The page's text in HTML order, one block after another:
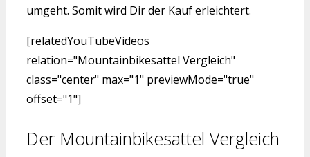
umgeht. Somit wird Dir der Kauf erleichtert.
[relatedYouTubeVideos
relation="Mountainbikesattel Vergleich"
class="center" max="1" previewMode="true"
offset="1"]
Der Mountainbikesattel Vergleich